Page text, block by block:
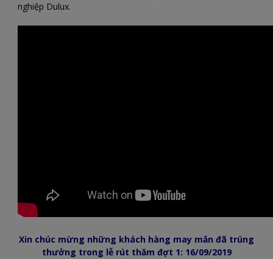
nghiệp Dulux.
Xin chúc mừng những khách hàng may mắn đã trúng
thưởng trong lễ rút thăm đợt 1: 16/09/2019